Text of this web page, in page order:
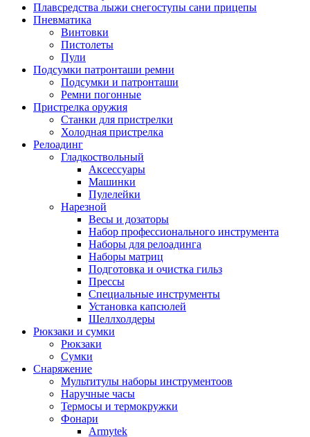
Плавсредства лыжи снегоступы сани прицепы
Пневматика
Винтовки
Пистолеты
Пули
Подсумки патронташи ремни
Подсумки и патронташи
Ремни погонные
Пристрелка оружия
Станки для пристрелки
Холодная пристрелка
Релоадинг
Гладкоствольный
Аксессуары
Машинки
Пулелейки
Нарезной
Весы и дозаторы
Набор профессионального инструмента
Наборы для релоадинга
Наборы матриц
Подготовка и очистка гильз
Прессы
Специальные инструменты
Установка капсюлей
Шеллхолдеры
Рюкзаки и сумки
Рюкзаки
Сумки
Снаряжение
Мультитулы наборы инструментоов
Наручные часы
Термосы и термокружки
Фонари
Armytek